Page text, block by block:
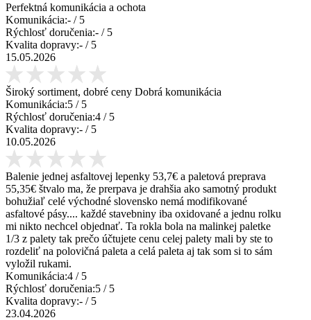
Perfektná komunikácia a ochota
Komunikácia:- / 5
Rýchlosť doručenia:- / 5
Kvalita dopravy:- / 5
15.05.2026
Široký sortiment, dobré ceny Dobrá komunikácia
Komunikácia:5 / 5
Rýchlosť doručenia:4 / 5
Kvalita dopravy:- / 5
10.05.2026
Balenie jednej asfaltovej lepenky 53,7€ a paletová preprava
55,35€ štvalo ma, že prerpava je drahšia ako samotný produkt
bohužiaľ celé východné slovensko nemá modifikované
asfaltové pásy.... každé stavebniny iba oxidované a jednu rolku
mi nikto nechcel objednať. Ta rokla bola na malinkej paletke
1/3 z palety tak prečo účtujete cenu celej palety mali by ste to
rozdeliť na polovičná paleta a celá paleta aj tak som si to sám
vyložil rukami.
Komunikácia:4 / 5
Rýchlosť doručenia:5 / 5
Kvalita dopravy:- / 5
23.04.2026